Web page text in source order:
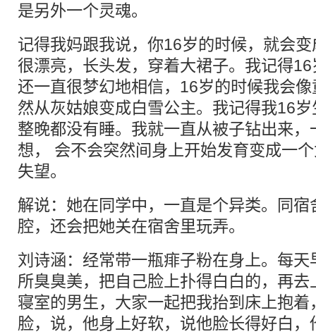
是另外一个灵魂。
记得我妈跟我说，你16岁的时候，就会
很漂亮，长头发，穿着大裙子。我记得
还一直很梦幻地相信，16岁的时候我会
然从灰姑娘变成白雪公主。我记得我16
整晚都没有睡。我就一直从被子钻出来
想， 会不会突然间身上开始发育变成一
失望。
解说：她在同学中，一直是个异类。同
腔，还会把她关在宿舍里玩弄。
刘诗涵：经常带一瓶痱子粉在身上。每
所臭臭美，把自己脸上扑得白白的，再
寝室的男生，大家一起把我抬到床上抱
脸，说，他身上好软，说他脸长得好白